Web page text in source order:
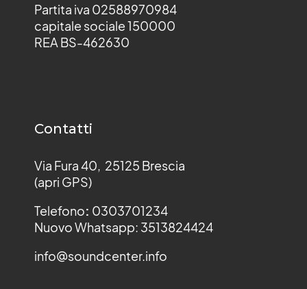
Partita iva 02588970984
capitale sociale 150000
REA BS-462630
Contatti
Via Fura 40, 25125 Brescia
(apri GPS)
Telefono: 0303701234
Nuovo Whatsapp: 3513824424
info@soundcenter.info